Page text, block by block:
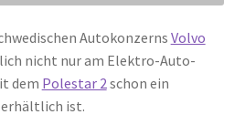
AutokonzernsVolvo
nicht nur am Elektro-Auto-
dem Polestar 2 schon ein
ist.